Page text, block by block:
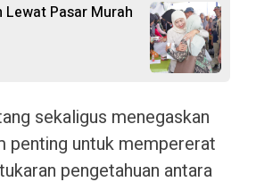
Pasar Murah
sekaligus menegaskan
penting untuk mempererat
pengetahuan antara